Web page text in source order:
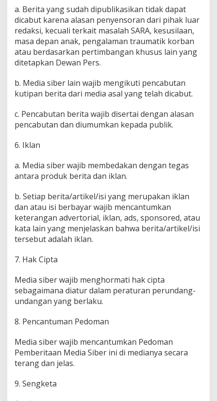
a. Berita yang sudah dipublikasikan tidak dapat
dicabut karena alasan penyensoran dari pihak luar
redaksi, kecuali terkait masalah SARA, kesusilaan,
masa depan anak, pengalaman traumatik korban
atau berdasarkan pertimbangan khusus lain yang
ditetapkan Dewan Pers.
b. Media siber lain wajib mengikuti pencabutan
kutipan berita dari media asal yang telah dicabut.
c. Pencabutan berita wajib disertai dengan alasan
pencabutan dan diumumkan kepada publik.
6. Iklan
a. Media siber wajib membedakan dengan tegas
antara produk berita dan iklan.
b. Setiap berita/artikel/isi yang merupakan iklan
dan atau isi berbayar wajib mencantumkan
keterangan advertorial, iklan, ads, sponsored, atau
kata lain yang menjelaskan bahwa berita/artikel/isi
tersebut adalah iklan.
7. Hak Cipta
Media siber wajib menghormati hak cipta
sebagaimana diatur dalam peraturan perundang-
undangan yang berlaku.
8. Pencantuman Pedoman
Media siber wajib mencantumkan Pedoman
Pemberitaan Media Siber ini di medianya secara
terang dan jelas.
9. Sengketa